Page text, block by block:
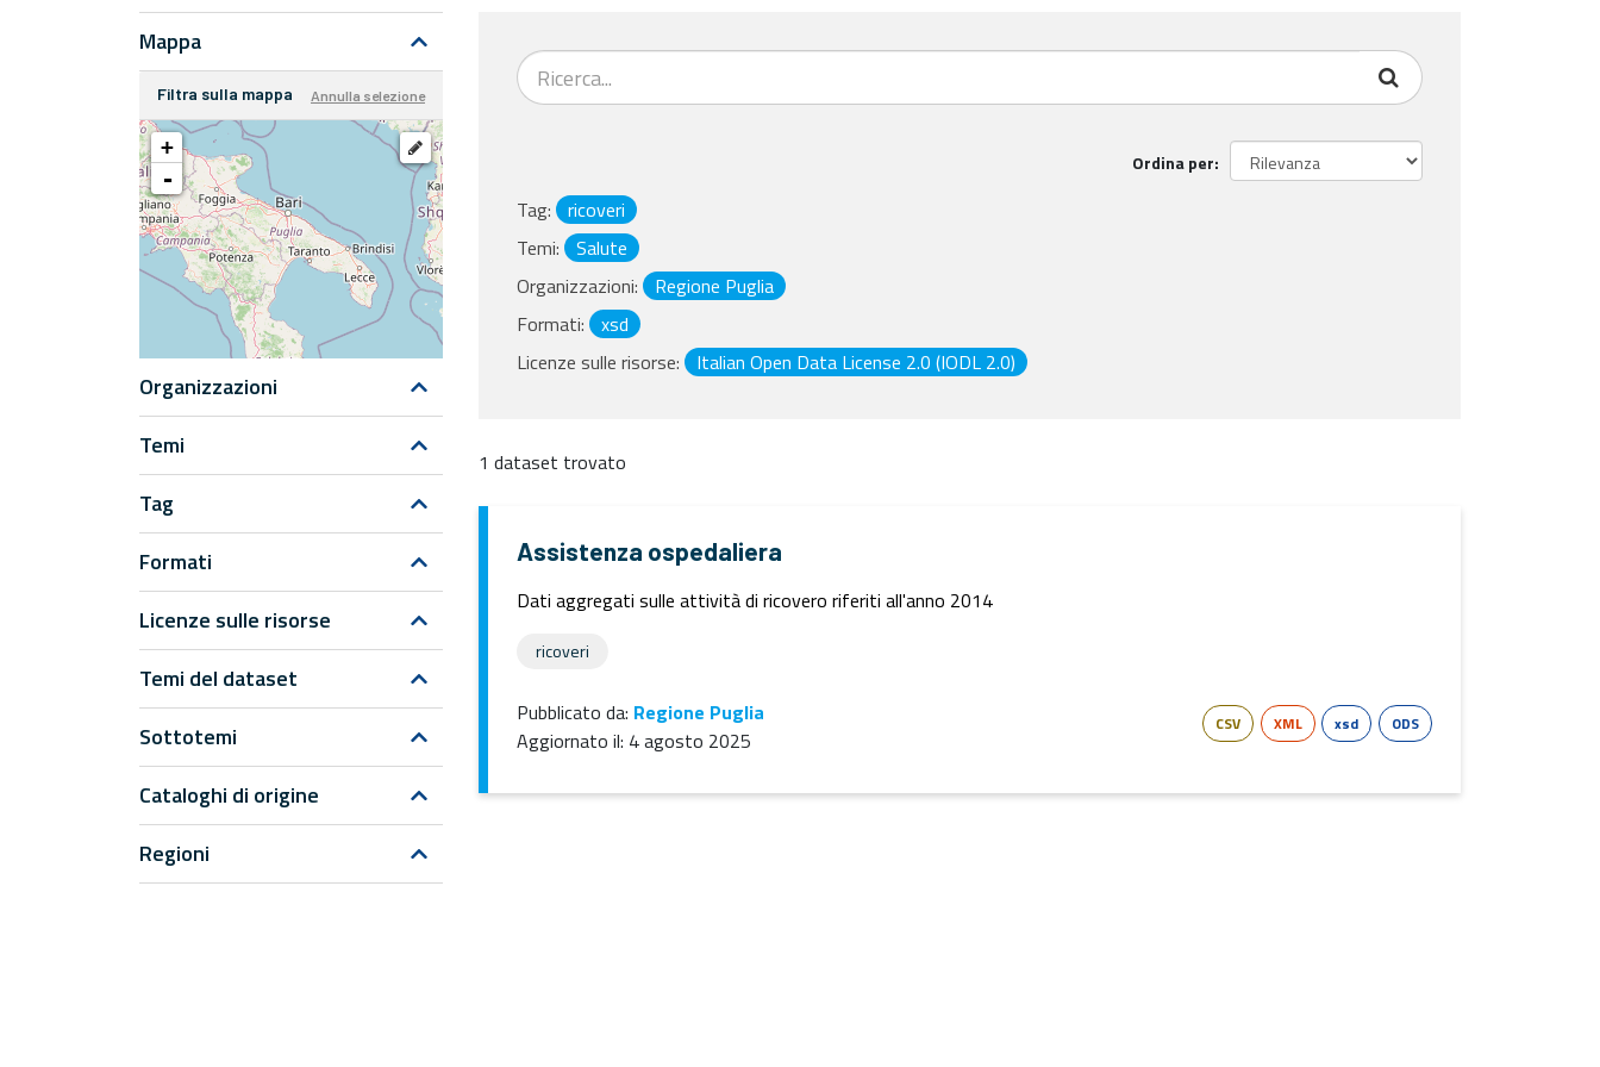
Mappa
Filtra sulla mappa Annulla selezione
+
-
Organizzazioni
Temi
Tag
Formati
Licenze sulle risorse
Temi del dataset
Sottotemi
Cataloghi di origine
Regioni
Ordina per
Tag:
ricoveri
Temi:
Salute
Organizzazioni:
Regione Puglia
Formati:
xsd
Licenze sulle risorse:
Italian Open Data License 2.0 (IODL 2.0)
1 dataset trovato
Assistenza ospedaliera
Dati aggregati sulle attività di ricovero riferiti all'anno 2014
ricoveri
Pubblicato da: Regione Puglia
Aggiornato il: 4 agosto 2025
CSV XML xsd ODS